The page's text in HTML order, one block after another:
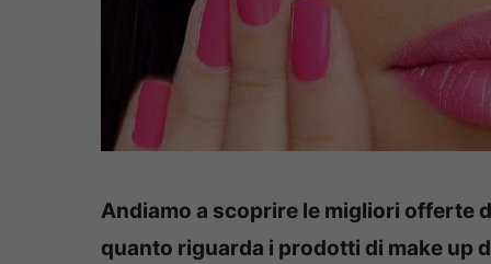
Andiamo a scoprire le migliori offerte
quanto riguarda i prodotti di make up